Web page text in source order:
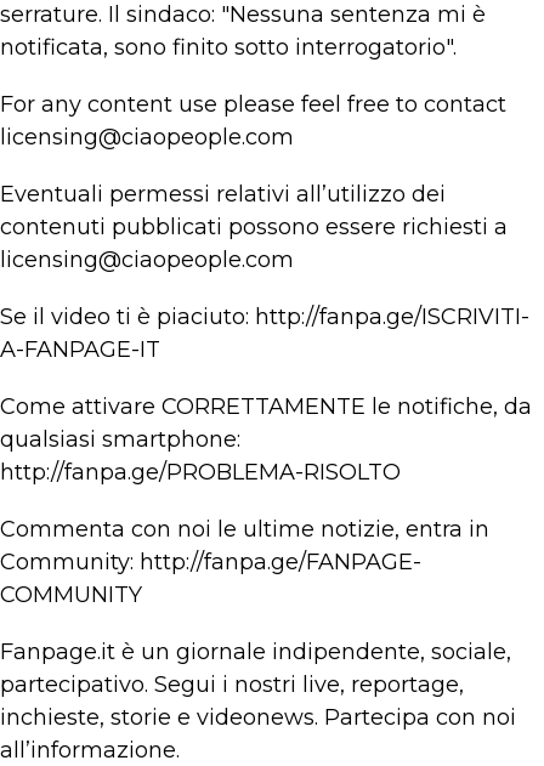
serrature. Il sindaco: "Nessuna sentenza mi è
notificata, sono finito sotto interrogatorio".
For any content use please feel free to contact
licensing@ciaopeople.com
Eventuali permessi relativi all’utilizzo dei
contenuti pubblicati possono essere richiesti a
licensing@ciaopeople.com
Se il video ti è piaciuto: http://fanpa.ge/ISCRIVITI-
A-FANPAGE-IT
Come attivare CORRETTAMENTE le notifiche, da
qualsiasi smartphone:
http://fanpa.ge/PROBLEMA-RISOLTO
Commenta con noi le ultime notizie, entra in
Community: http://fanpa.ge/FANPAGE-
COMMUNITY
Fanpage.it è un giornale indipendente, sociale,
partecipativo. Segui i nostri live, reportage,
inchieste, storie e videonews. Partecipa con noi
all’informazione.